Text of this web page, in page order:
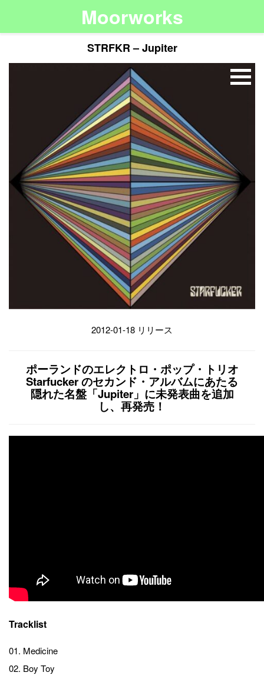
Moorworks
STRFKR – Jupiter
2012-01-18 リリース
ポーランドのエレクトロ・ポップ・トリオ
Starfucker のセカンド・アルバムにあたる
隠れた名盤「Jupiter」に未発表曲を追加
し、再発売！
Tracklist
01. Medicine
02. Boy Toy